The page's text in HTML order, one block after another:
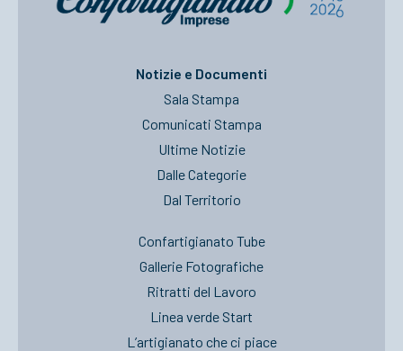
Notizie e Documenti
Sala Stampa
Comunicati Stampa
Ultime Notizie
Dalle Categorie
Dal Territorio
Confartigianato Tube
Gallerie Fotografiche
Ritratti del Lavoro
Linea verde Start
L’artigianato che ci piace